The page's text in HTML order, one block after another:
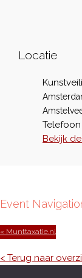
Locatie
Telefoon
Bekijk
Event
« Munttaxatie.nl
< Terug naar